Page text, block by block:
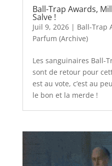
Ball-Trap Awards,
Salve !
Juil 9, 2026| Ball-Trap
Parfum (Archive)
Les sanguinaires Ball-
sont de retour pour
est au vote, c’est au
le bon et la merde !